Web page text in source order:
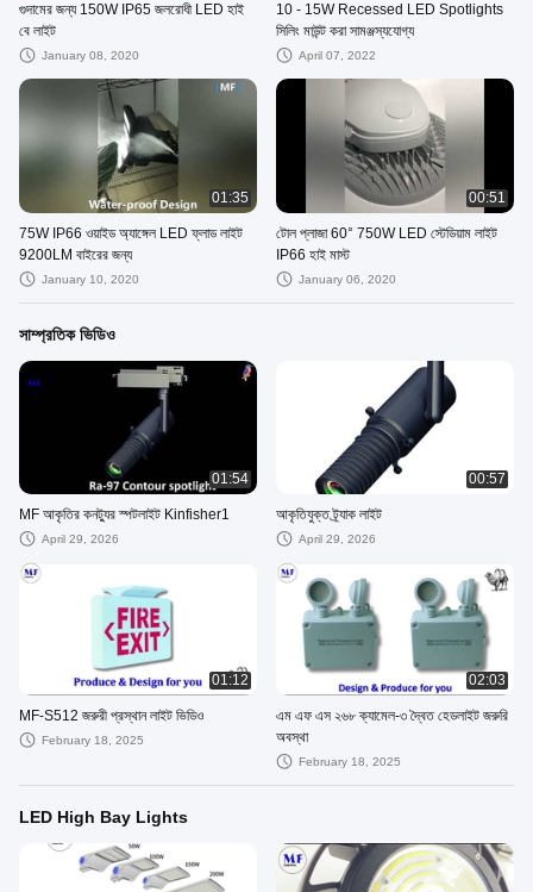
গুদামের জন্য 150W IP65 জলরোধী LED হাই
বে লাইট
January 08, 2020
10 - 15W Recessed LED Spotlights
সিলিং মাউন্ট করা সামঞ্জস্যযোগ্য
April 07, 2022
01:35
75W IP66 ওয়াইড অ্যাঙ্গেল LED ফ্লাড লাইট
9200LM বাইরের জন্য
January 10, 2020
00:51
টোল প্লাজা 60° 750W LED স্টেডিয়াম লাইট
IP66 হাই মাস্ট
January 06, 2020
সাম্প্রতিক ভিডিও
01:54
MF আকৃতির কনট্যুর স্পটলাইট Kinfisher1
April 29, 2026
00:57
আকৃতিযুক্ত ট্র্যাক লাইট
April 29, 2026
01:12
MF-S512 জরুরী প্রস্থান লাইট ভিডিও
February 18, 2025
02:03
এম এফ এস ২৬৮ ক্যামেল-৩ দ্বৈত হেডলাইট জরুরি
অবস্থা
February 18, 2025
LED High Bay Lights